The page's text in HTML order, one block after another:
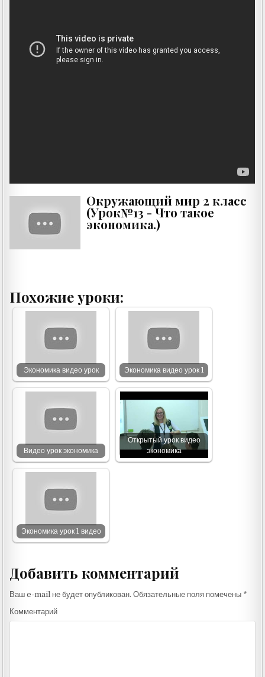
Окружающий мир 2 класс
(Урок№13 - Что такое
экономика.)
Похожие уроки:
Экономика видео урок Экономика видео урок 1
Видео урок экономика
Открытый урок видео
экономика
Экономика урок 1 видео
Добавить комментарий
Ваш e-mail не будет опубликован. Обязательные поля помечены *
Комментарий